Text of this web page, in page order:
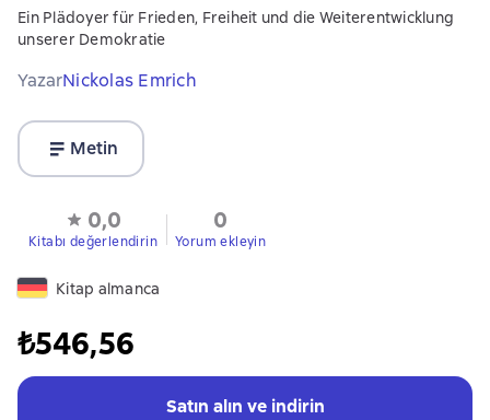
Ein Plädoyer für Frieden, Freiheit und die Weiterentwicklung
unserer Demokratie
YazarNickolas Emrich
Metin
0,0
Kitabı değerlendirin
0
Yorum ekleyin
Kitap almanca
₺546,56
Satın alın ve indirin